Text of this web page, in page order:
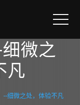
细微之
凡
--细微之处，体验不凡